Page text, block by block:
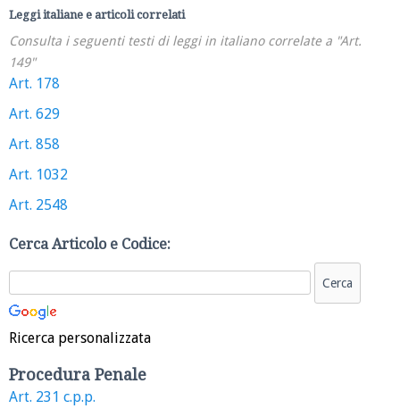
Leggi italiane e articoli correlati
Consulta i seguenti testi di leggi in italiano correlate a "Art.
149"
Art. 178
Art. 629
Art. 858
Art. 1032
Art. 2548
Cerca Articolo e Codice:
Ricerca personalizzata
Procedura Penale
Art. 231 c.p.p.